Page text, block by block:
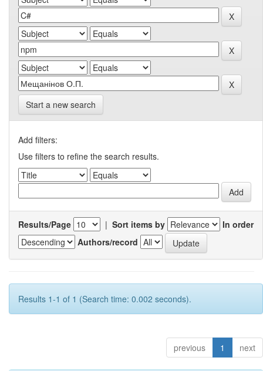
Start a new search
Add filters:
Use filters to refine the search results.
Results/Page | Sort items by
In order
Authors/record
Results 1-1 of 1 (Search time: 0.002 seconds).
previous 1 next